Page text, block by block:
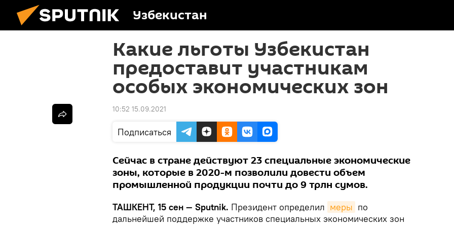
Узбекистан
Какие льготы Узбекистан
предоставит участникам
особых экономических зон
10:52 15.09.2021
Подписаться
Сейчас в стране действуют 23 специальные экономические
зоны, которые в 2020-м позволили довести объем
промышленной продукции почти до 9 трлн сумов.
ТАШКЕНТ, 15 сен — Sputnik. Президент определил меры по
дальнейшей поддержке участников специальных экономических зон